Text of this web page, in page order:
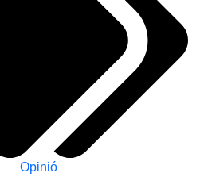
Opinió